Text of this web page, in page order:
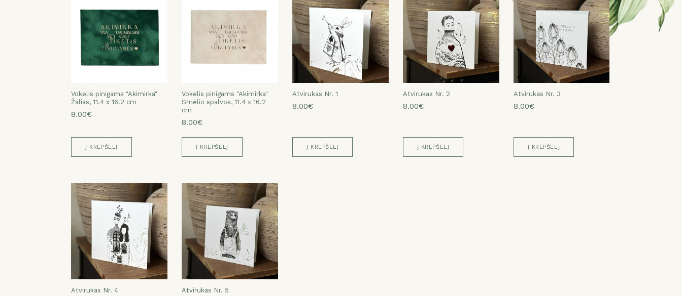
ATŠAUKTI
Vokelis pinigams "Akimirka"
Žalias, 11.4 x 16.2 cm
8.00€
Į KREPŠELĮ
Vokelis pinigams "Akimirka"
Smėlio spalvos, 11.4 x 16.2
cm
8.00€
Į KREPŠELĮ
Atvirukas Nr. 1
8.00€
Į KREPŠELĮ
Atvirukas Nr. 2
8.00€
Į KREPŠELĮ
Atvirukas Nr. 3
8.00€
Į KREPŠELĮ
Atvirukas Nr. 4 Atvirukas Nr. 5